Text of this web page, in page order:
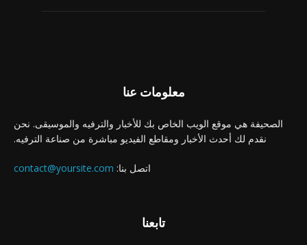
معلومات عنا
الصحيفة هي موقع الويب الخاص بك للأخبار والترفيه والموسيقى. نحن
نقدم لك أحدث الأخبار ومقاطع الفيديو مباشرة من صناعة الترفيه.
اتصل بنا: contact@yoursite.com
تابعنا